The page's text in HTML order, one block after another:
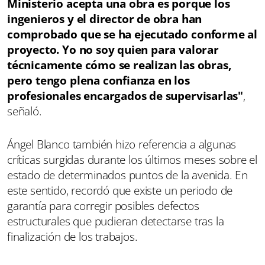
Ministerio acepta una obra es porque los
ingenieros y el director de obra han
comprobado que se ha ejecutado conforme al
proyecto. Yo no soy quien para valorar
técnicamente cómo se realizan las obras,
pero tengo plena confianza en los
profesionales encargados de supervisarlas",
señaló.
Ángel Blanco también hizo referencia a algunas
críticas surgidas durante los últimos meses sobre el
estado de determinados puntos de la avenida. En
este sentido, recordó que existe un periodo de
garantía para corregir posibles defectos
estructurales que pudieran detectarse tras la
finalización de los trabajos.